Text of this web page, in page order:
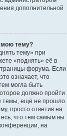
дополнительной
мою тему?
тему» при
«поднять» её в
форума. Если
означает, что
могла быть
должно пройти
темы, ещё не прошло.
просто ответив на
что тем самым вы
на